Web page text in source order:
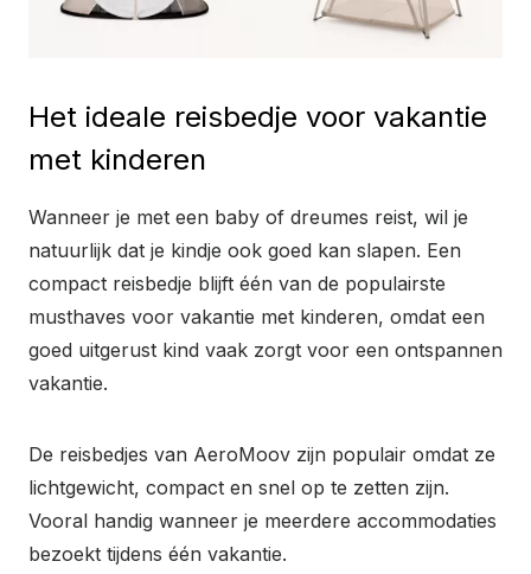
Het ideale reisbedje voor vakantie
met kinderen
Wanneer je met een baby of dreumes reist, wil je
natuurlijk dat je kindje ook goed kan slapen. Een
compact reisbedje blijft één van de populairste
musthaves voor vakantie met kinderen, omdat een
goed uitgerust kind vaak zorgt voor een ontspannen
vakantie.
De reisbedjes van AeroMoov zijn populair omdat ze
lichtgewicht, compact en snel op te zetten zijn.
Vooral handig wanneer je meerdere accommodaties
bezoekt tijdens één vakantie.